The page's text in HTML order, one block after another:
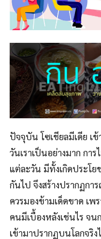
ปัจจุบัน โซเชียลมีเดีย
วันเราเป็นอย่างมาก กา
แต่ละวัน มีทั้งเกิดประโ
กันไป จึงสร้างปรากฏก
ควรมองข้ามเด็ดขาด เพ
คนมีเบื้องหลังเช่นไร จน
เข้ามาปรากฏบนโลกจริง